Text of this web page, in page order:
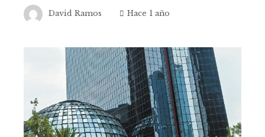
David Ramos Hace 1 año